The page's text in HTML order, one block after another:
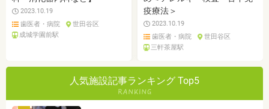
2023.10.19
歯医者・病院
世田谷区
成城学園前駅
疫療法＞
2023.10.19
歯医者・病院
世田谷区
三軒茶屋駅
人気施設記事ランキング Top5